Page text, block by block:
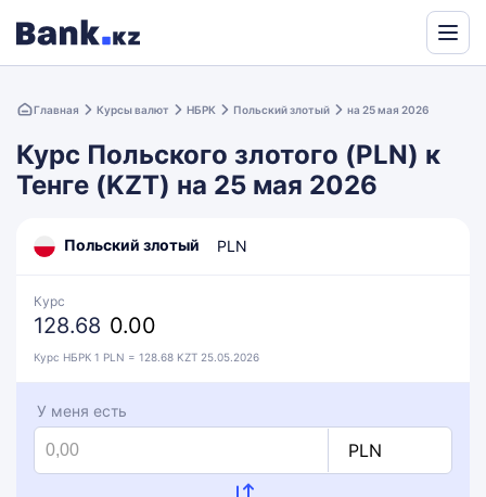
Translate
Главная Курсы валют НБРК Польский злотый на 25 мая 2026
Курс Польского злотого (PLN) к
Тенге (KZT) на 25 мая 2026
Польский злотый PLN
Курс
128.68 0.00
Курс НБРК 1 PLN = 128.68 KZT 25.05.2026
У меня есть
PLN